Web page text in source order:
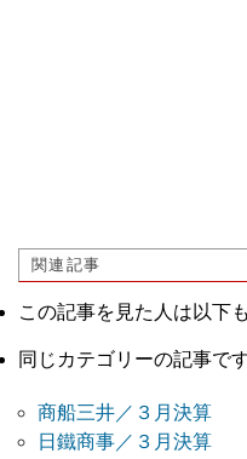
関連記事
この記事を見た人は以下
同じカテゴリーの記事です
商船三井／３月決算
日鐵商事／３月決算